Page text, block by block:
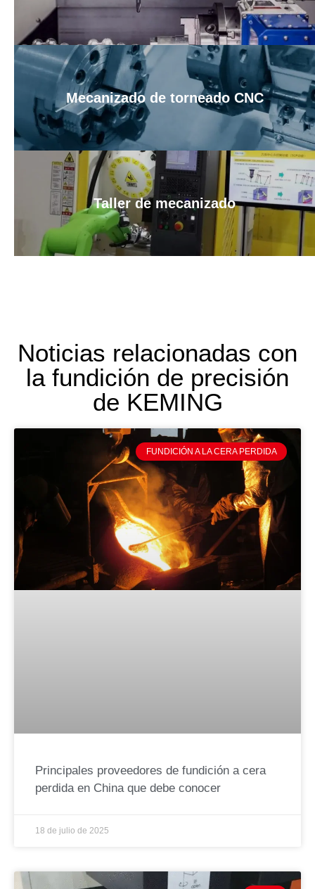
Mecanizado de torneado CNC
Taller de mecanizado
Noticias relacionadas con
la fundición de precisión
de KEMING
FUNDICIÓN A LA CERA PERDIDA
Principales proveedores de fundición a cera
perdida en China que debe conocer
18 de julio de 2025